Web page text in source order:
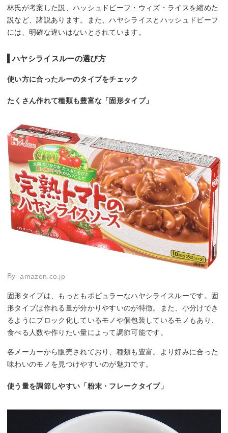
林氏が考案した説、ハッシュドビーフ・ウィズ・ライスを縮めた
説など、諸説あります。また、ハヤシライスとハッシュドビーフ
には、明確な違いはないとされています。
ハヤシライスルーの選び方
使い方に合ったルーのタイプをチェック
たくさん作れて種類も豊富な「固形タイプ」
By:amazon.co.jp
固形タイプは、もっともポピュラーなハヤシライスルーです。固
形タイプは作れる量が分かりやすいのが特徴。また、小分けでき
るようにブロック化しているモノや個包装しているモノもあり、
食べる人数や作りたい量によって調節可能です。
各メーカーから販売されており、種類も豊富。より好みに合った
味わいのモノを見つけやすいのが魅力です。
使う量を調節しやすい「粉末・フレークタイプ」